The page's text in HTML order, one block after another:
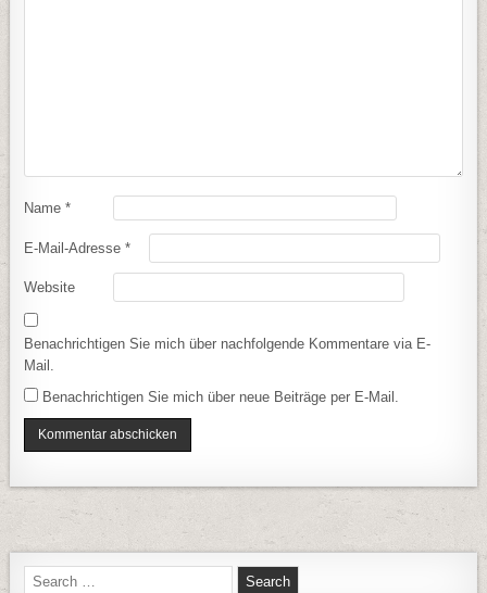
Name*
E-Mail-Adresse*
Website
Benachrichtigen Sie mich über nachfolgende Kommentare via E-
Mail.
Benachrichtigen Sie mich über neue Beiträge per E-Mail.
Search for: